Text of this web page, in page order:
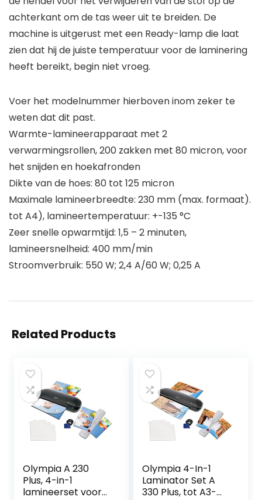
achterkant om de tas weer uit te breiden. De
machine is uitgerust met een Ready-lamp die laat
zien dat hij de juiste temperatuur voor de laminering
heeft bereikt, begin niet vroeg.
Voer het modelnummer hierboven inom zeker te
weten dat dit past.
Warmte-lamineerapparaat met 2
verwarmingsrollen, 200 zakken met 80 micron, voor
het snijden en hoekafronden
Dikte van de hoes: 80 tot 125 micron
Maximale lamineerbreedte: 230 mm (max. formaat).
tot A4), lamineertemperatuur: +-135 °C
Zeer snelle opwarmtijd: 1,5 – 2 minuten,
lamineersnelheid: 400 mm/min
Stroomverbruik: 550 W; 2,4 A/60 W; 0,25 A
Related Products
Olympia A 230
Plus, 4-in-1
lamineerset voor
Olympia 4-In-1
Laminator Set A
330 Plus, tot A3-